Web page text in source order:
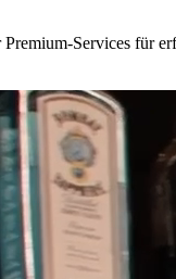
Services für